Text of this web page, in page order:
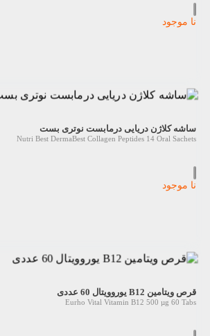
نا موجود
ساشه کلاژن دریایی درمابست نوتری بست
Nutri Best DermaBest Collagen Peptides 14 Oral Sachets
نا موجود
قرص ویتامین B12 یوروویتال 60 عددی
Eurho Vital Vitamin B12 500 µg 60 Tabs